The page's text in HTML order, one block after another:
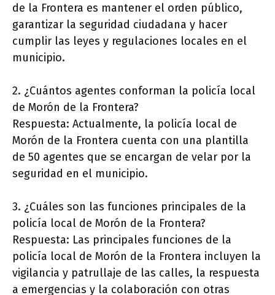
de la Frontera es mantener el orden público,
garantizar la seguridad ciudadana y hacer
cumplir las leyes y regulaciones locales en el
municipio.
2. ¿Cuántos agentes conforman la policía local
de Morón de la Frontera?
Respuesta: Actualmente, la policía local de
Morón de la Frontera cuenta con una plantilla
de 50 agentes que se encargan de velar por la
seguridad en el municipio.
3. ¿Cuáles son las funciones principales de la
policía local de Morón de la Frontera?
Respuesta: Las principales funciones de la
policía local de Morón de la Frontera incluyen la
vigilancia y patrullaje de las calles, la respuesta
a emergencias y la colaboración con otras